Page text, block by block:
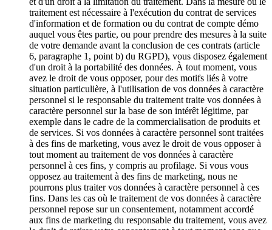
traitement est nécessaire à l'exécution du contrat de services
d'information et de formation ou du contrat de compte démo
auquel vous êtes partie, ou pour prendre des mesures à la suite
de votre demande avant la conclusion de ces contrats (article
6, paragraphe 1, point b) du RGPD), vous disposez également
d'un droit à la portabilité des données. À tout moment, vous
avez le droit de vous opposer, pour des motifs liés à votre
situation particulière, à l'utilisation de vos données à caractère
personnel si le responsable du traitement traite vos données à
caractère personnel sur la base de son intérêt légitime, par
exemple dans le cadre de la commercialisation de produits et
de services. Si vos données à caractère personnel sont traitées
à des fins de marketing, vous avez le droit de vous opposer à
tout moment au traitement de vos données à caractère
personnel à ces fins, y compris au profilage. Si vous vous
opposez au traitement à des fins de marketing, nous ne
pourrons plus traiter vos données à caractère personnel à ces
fins. Dans les cas où le traitement de vos données à caractère
personnel repose sur un consentement, notamment accordé
aux fins de marketing du responsable du traitement, vous avez